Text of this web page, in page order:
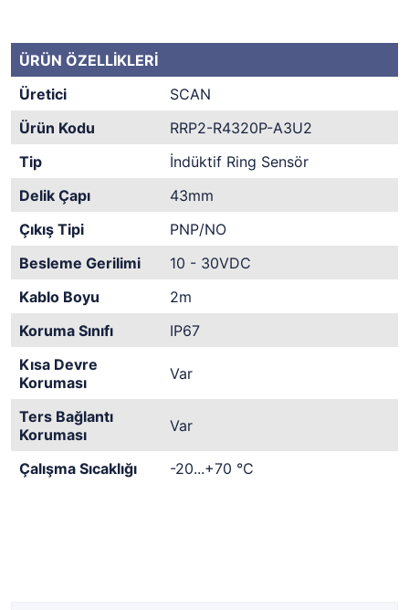
ÜRÜN ÖZELLİKLERİ
Üretici
SCAN
Ürün Kodu
RRP2-R4320P-A3U2
Tip
İndüktif Ring Sensör
Delik Çapı
43mm
Çıkış Tipi
PNP/NO
Besleme Gerilimi
10 - 30VDC
Kablo Boyu
2m
Koruma Sınıfı
IP67
Kısa Devre
Koruması
Var
Ters Bağlantı
Koruması
Var
Çalışma Sıcaklığı -20...+70 °C